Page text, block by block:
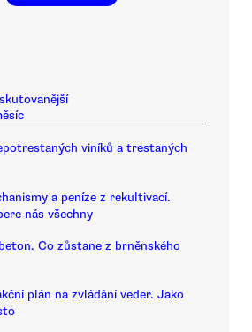
viníků a trestaných
a peníze z rekultivací.
nás všechny
Co zůstane z brněnského
plán na zvládání veder. Jako